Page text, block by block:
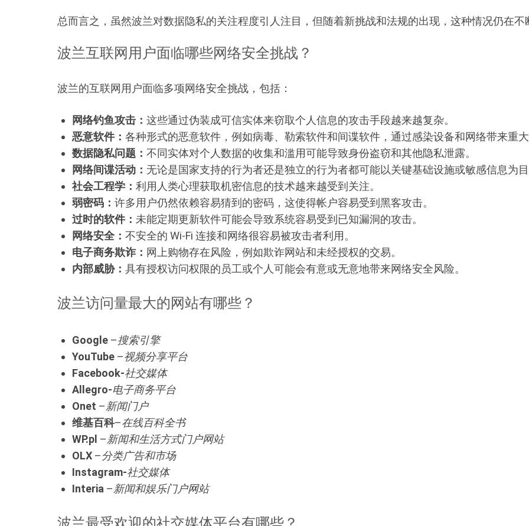
总而言之，虽然波兰对数据隐私的关注程度引人注目，但随着新挑战和法规的出现，这种情况仍在不
波兰互联网用户面临哪些网络安全挑战？
波兰的互联网用户面临多项网络安全挑战，包括：
网络钓鱼攻击： 这些通过伪装成可信实体来窃取个人信息的攻击手段越来越复杂。
恶意软件： 各种形式的恶意软件，例如病毒、勒索软件和间谍软件，通过感染设备和网络带来重大
数据隐私问题： 不同实体对个人数据的收集和滥用可能导致身份盗窃和其他隐私泄露。
网络间谍活动： 无论是国家支持的行为者还是独立的行为者都可能以关键基础设施或敏感信息为目
社会工程学： 利用人类心理获取机密信息的技术越来越受到关注。
弱密码： 许多用户仍然依赖容易猜到的密码，这使得帐户容易受到黑客攻击。
过时的软件： 未能定期更新软件可能会导致系统容易受到已知漏洞的攻击。
网络安全： 不安全的 Wi-Fi 连接和网络很容易被攻击者利用。
电子商务欺诈： 网上购物存在风险，例如欺诈网站和未经授权的交易。
内部威胁： 具有授权访问权限的员工或个人可能会有意或无意地带来网络安全风险。
波兰访问量最大的网站有哪些？
Google –搜索引擎
YouTube –视频分享平台
Facebook-社交媒体
Allegro-电子商务平台
Onet –新闻门户
维基百科–在线百科全书
WP.pl –新闻和生活方式门户网站
OLX –分类广告和市场
Instagram-社交媒体
Interia –新闻和娱乐门户网站